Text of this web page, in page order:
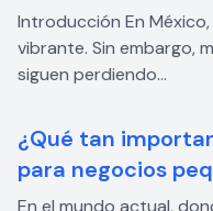
Introducción En
vibrante. Sin embargo,
siguen perdiendo...
¿Qué tan
para negocios
En el mundo actual,